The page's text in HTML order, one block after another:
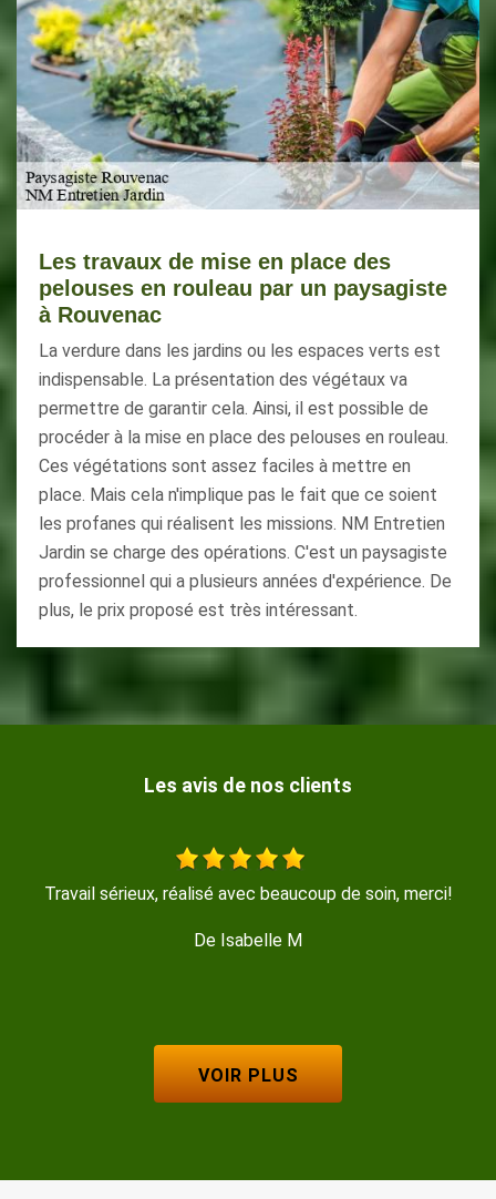
Les travaux de mise en place des
pelouses en rouleau par un paysagiste
à Rouvenac
La verdure dans les jardins ou les espaces verts est
indispensable. La présentation des végétaux va
permettre de garantir cela. Ainsi, il est possible de
procéder à la mise en place des pelouses en rouleau.
Ces végétations sont assez faciles à mettre en
place. Mais cela n'implique pas le fait que ce soient
les profanes qui réalisent les missions. NM Entretien
Jardin se charge des opérations. C'est un paysagiste
professionnel qui a plusieurs années d'expérience. De
plus, le prix proposé est très intéressant.
Les avis de nos clients
Travail soigné , trés propre , disponible et sympathique
De GERMINAL
VOIR PLUS